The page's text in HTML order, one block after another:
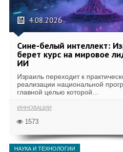
4.08.2026
Сине-белый интеллект:
берет курс на мировое
ИИ
Израиль переходит к
реализации национальной
главной целью которой...
ИННОВАЦИИ
1573
НАУКА И ТЕХНОЛОГИИ